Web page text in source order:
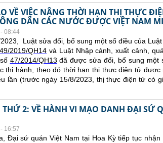
VỀ VIỆC NÂNG THỜI HẠN THỊ THỰC
DÂN CÁC NƯỚC ĐƯỢC VIỆT NAM
08:44
Luật sửa đổi, bổ sung một số điều của
49/2019/QH14 và Luật Nhập cảnh, xuất cảnh,
47/2014/QH13 đã được sửa đổi, bổ sung một
thi hành, theo đó thời hạn thị thực điện tử
lần (trước ngày 15/8/2023, thị thực điện tử có
THỨ 2: VỀ HÀNH VI MẠO DANH ĐẠI SỨ
16:57
Đại sứ quán Việt Nam tại Hoa Kỳ tiếp tục